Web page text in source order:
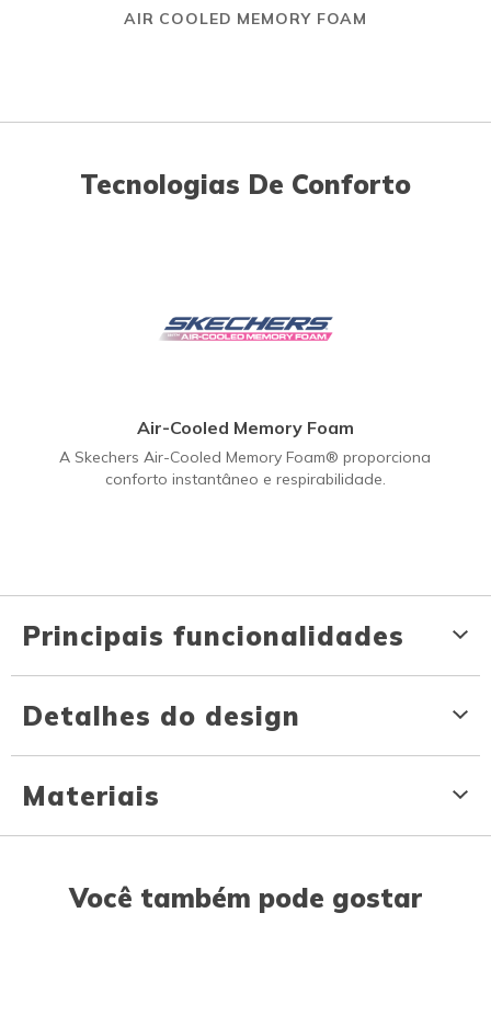
AIR COOLED MEMORY FOAM
Tecnologias De Conforto
Air-Cooled Memory Foam
A Skechers Air-Cooled Memory Foam® proporciona
conforto instantâneo e respirabilidade.
Principais funcionalidades
Detalhes do design
Materiais
Você também pode gostar